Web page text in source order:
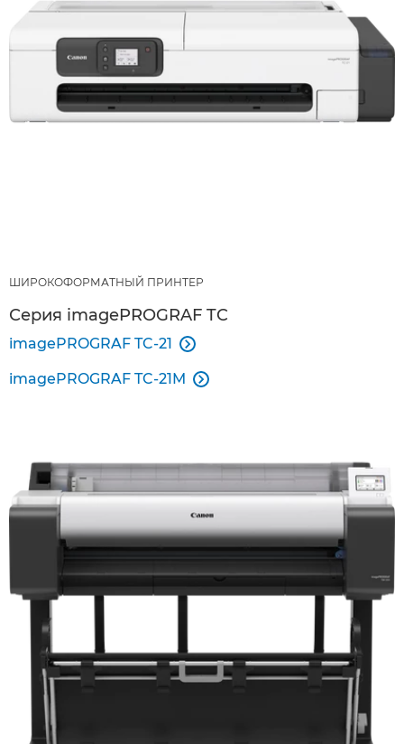
ШИРОКОФОРМАТНЫЙ ПРИНТЕР
Серия imagePROGRAF TC
imagePROGRAF TC-21 
imagePROGRAF TC-21M 